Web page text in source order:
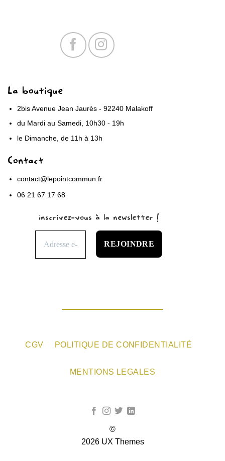
La boutique
2bis Avenue Jean Jaurès - 92240 Malakoff
du Mardi au Samedi, 10h30 - 19h
le Dimanche, de 11h à 13h
Contact
contact@lepointcommun.fr
06 21 67 17 68
inscrivez-vous à la newsletter !
CGV POLITIQUE DE CONFIDENTIALITÉ
MENTIONS LEGALES
©
2026 UX Themes